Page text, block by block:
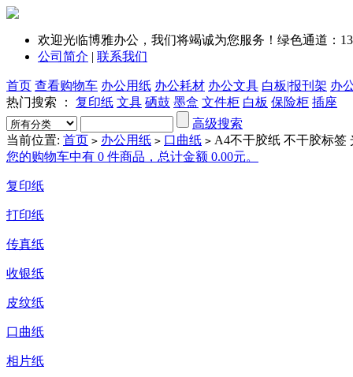
欢迎光临博雅办公，我们将竭诚为您服务！绿色通道：
公司简介 | 联系我们
首页 查看购物车 办公用纸 办公耗材 办公文具 白板|报刊架 办
热门搜索 ： 复印纸 文具 硒鼓 墨盒 文件柜 白板 保险柜 插座
高级搜索
当前位置: 首页 > 办公用纸 > 口曲纸 > A4不干胶纸 不干胶标签
您的购物车中有 0 件商品，总计金额 0.00元。
复印纸
打印纸
传真纸
收银纸
皮纹纸
口曲纸
相片纸